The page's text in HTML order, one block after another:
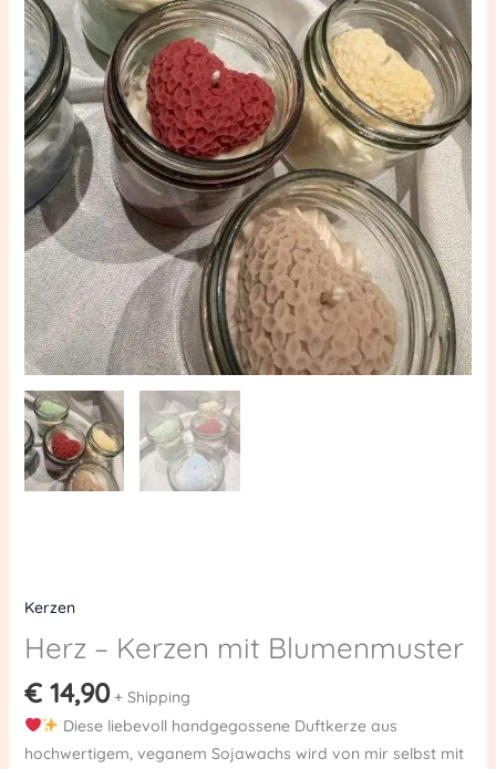
Kerzen
Herz – Kerzen mit Blumenmuster
€14,90 + Shipping
Diese liebevoll handgegossene Duftkerze aus
hochwertigem, veganem Sojawachs wird von mir selbst mit